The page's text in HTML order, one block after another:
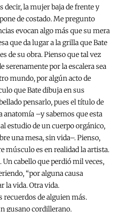
decir, la mujer baja de frente y
de costado. Me pregunto
evocan algo más que su mera
que da lugar a la grilla que Bate
de su obra. Pienso que tal vez
serenamente por la escalera sea
mundo, por algún acto de
que Bate dibuja en sus
pensarlo, pues el título de
anatomía –y sabemos que esta
estudio de un cuerpo orgánico,
una mesa, sin vida–. Pienso,
músculo es en realidad la artista.
cabello que perdió mil veces,
“por alguna causa
la vida. Otra vida.
de alguien más.
gusano cordillerano.